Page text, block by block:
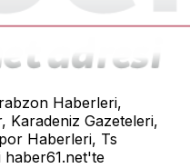
Haberleri,
Karadeniz Gazeteleri,
Haberleri, Ts